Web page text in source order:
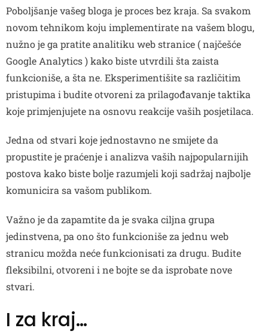
Poboljšanje vašeg bloga je proces bez kraja. Sa svakom
novom tehnikom koju implementirate na vašem blogu,
nužno je ga pratite analitiku web stranice ( najčešće
Google Analytics ) kako biste utvrdili šta zaista
funkcioniše, a šta ne. Eksperimentišite sa različitim
pristupima i budite otvoreni za prilagođavanje taktika
koje primjenjujete na osnovu reakcije vaših posjetilaca.
Jedna od stvari koje jednostavno ne smijete da
propustite je praćenje i analizva vaših najpopularnijih
postova kako biste bolje razumjeli koji sadržaj najbolje
komunicira sa vašom publikom.
Važno je da zapamtite da je svaka ciljna grupa
jedinstvena, pa ono što funkcioniše za jednu web
stranicu možda neće funkcionisati za drugu. Budite
fleksibilni, otvoreni i ne bojte se da isprobate nove
stvari.
I za kraj…